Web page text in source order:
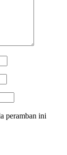
peramban ini